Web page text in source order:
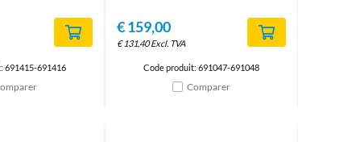
691415-691416
€159,00
€131,40 Excl. TVA
Code produit: 691047-691048
Comparer